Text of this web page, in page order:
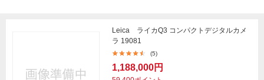
Leica ライカQ3 コンパクトデジタルカメ
ラ 19081
(5)
1,188,000円